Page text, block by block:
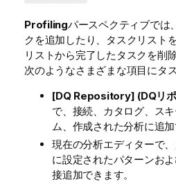
Profilingパースペクティブでは
クを追加したり、タスクリスト
リストから完了したタスクを削
次のようなさまざまな項目にタ
[DQ Repository] (DQリ
で、接続、カタログ、ス
ム、作成された分析に追加
現在の分析エディターで
に設定されたパターンお
接追加できます。